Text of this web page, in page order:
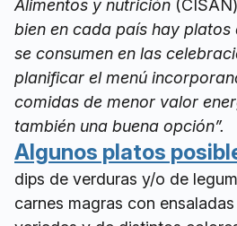
Alimentos y nutrición
bien en cada país hay
se consumen en las
planificar el menú
comidas de menor valor
también una buena opción”.
Algunos platos
dips de verduras y/o de
carnes magras con